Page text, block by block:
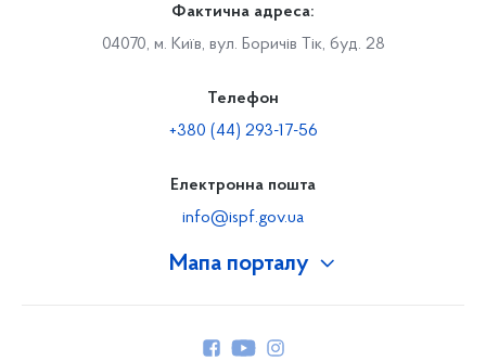
Мапа порталу
Фактична адреса:
04070, м. Київ, вул. Боричів Тік, буд. 28
Телефон
+380 (44) 293-17-56
Електронна пошта
info@ispf.gov.ua